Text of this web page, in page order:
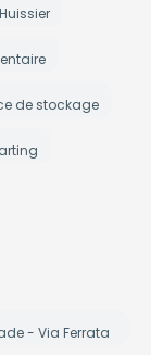
Huissier
de stockage
- Via Ferrata